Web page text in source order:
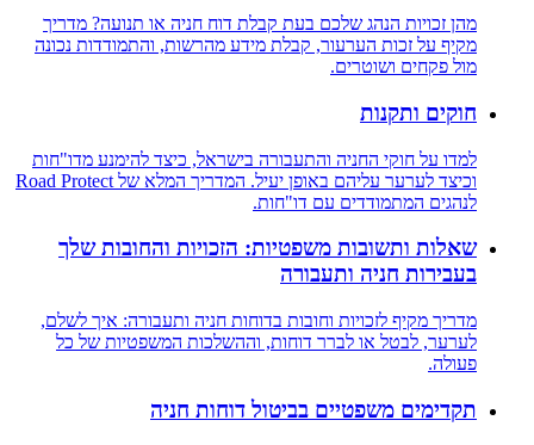
מהן זכויות הנהג שלכם בעת קבלת דוח חניה או תנועה? מדריך
מקיף על זכות הערעור, קבלת מידע מהרשות, והתמודדות נכונה
מול פקחים ושוטרים.
חוקים ותקנות
למדו על חוקי החניה והתעבורה בישראל, כיצד להימנע מדו"חות
וכיצד לערער עליהם באופן יעיל. המדריך המלא של Road Protect
לנהגים המתמודדים עם דו"חות.
שאלות ותשובות משפטיות: הזכויות והחובות שלך
בעבירות חניה ותעבורה
מדריך מקיף לזכויות וחובות בדוחות חניה ותעבורה: איך לשלם,
לערער, לבטל או לברר דוחות, וההשלכות המשפטיות של כל
פעולה.
תקדימים משפטיים בביטול דוחות חניה